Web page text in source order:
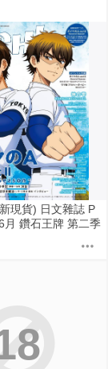
現貨) 日文雜誌 P
月 鑽石王牌 第二季
魔法帽的工作室